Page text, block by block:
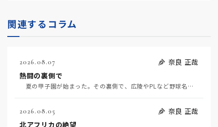
関連するコラム
2026.08.07
奈良 正哉
熱闘の裏側で
夏の甲子園が始まった。その裏側で、広陵やPLなど野球名門校（だった）の不祥事のその後について、「熱…
2026.08.05
奈良 正哉
北アフリカの絶望